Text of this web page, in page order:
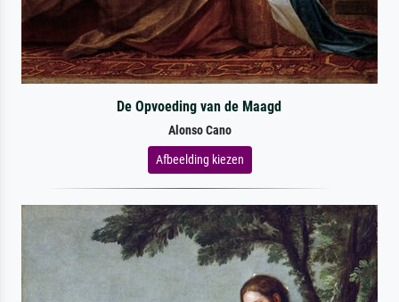
De Opvoeding van de Maagd
Alonso Cano
Afbeelding kiezen